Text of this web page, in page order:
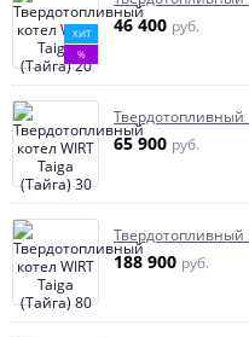
ХИТ
%
46 400 руб.
Твердотопливный
65 900 руб.
Твердотопливный
188 900 руб.